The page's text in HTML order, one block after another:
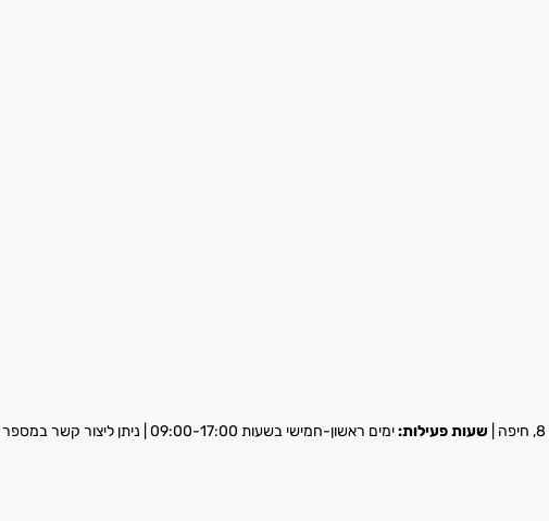
שעות פעילות:ימים ראשון-חמישי בשעות 09:00-17:00 | ניתן ליצור קשר במספר